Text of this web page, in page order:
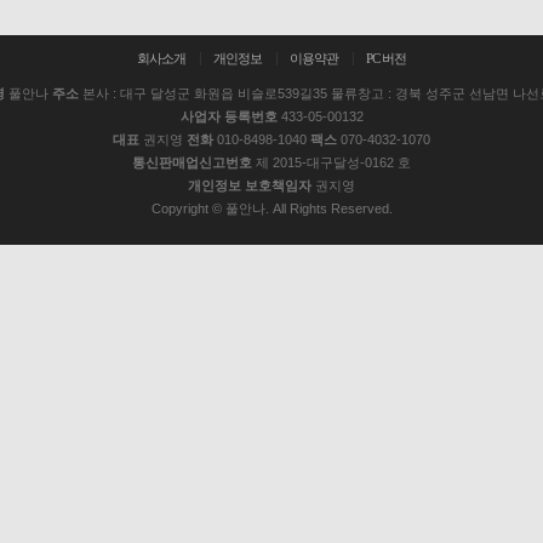
회사소개 개인정보 이용약관 PC 버전
풀안나 주소 본사 : 대구 달성군 화원읍 비슬로539길35 물류창고 : 경북 성주군 선남면 나선
사업자 등록번호 433-05-00132
대표 권지영 전화 010-8498-1040 팩스 070-4032-1070
통신판매업신고번호 제 2015-대구달성-0162 호
개인정보 보호책임자 권지영
Copyright © 풀안나. All Rights Reserved.